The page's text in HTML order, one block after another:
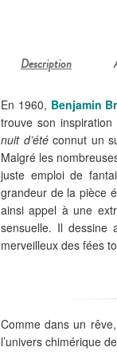
Description
En 1960, Benjamin
trouve son
nuit d’étéconnut un
Malgré les
juste emploi de
grandeur de la pièce
ainsi appel à une
sensuelle. Il dessine
merveilleux des fées
Comme dans un
l’univers chimérique